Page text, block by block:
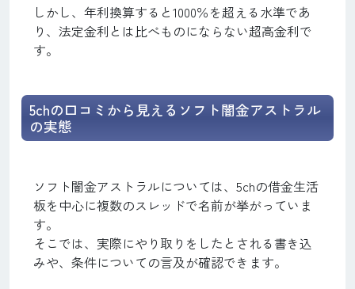
しかし、年利換算すると1000％を超える水準であ
り、法定金利とは比べものにならない超高金利で
す。
5chの口コミから見えるソフト闇金アストラル
の実態
ソフト闇金アストラルについては、5chの借金生活
板を中心に複数のスレッドで名前が挙がっていま
す。
そこでは、実際にやり取りをしたとされる書き込
みや、条件についての言及が確認できます。